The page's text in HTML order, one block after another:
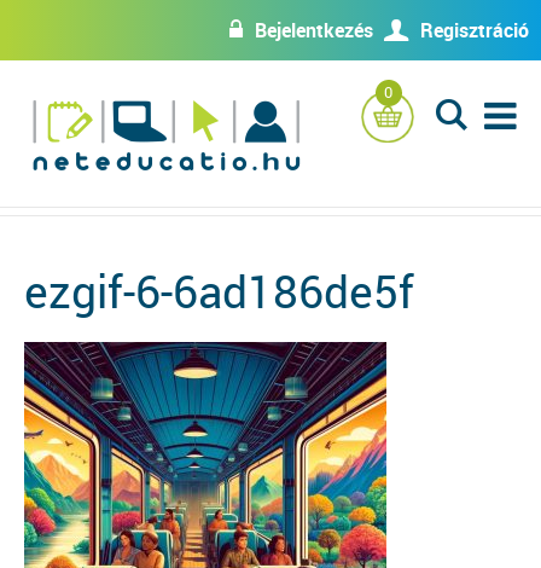
w Bejelentkezés U Regisztráció
0
L
ezgif-6-6ad186de5f